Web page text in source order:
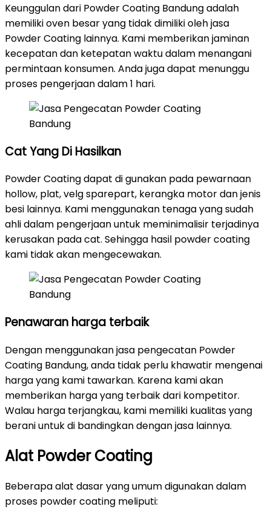
Keunggulan dari Powder Coating Bandung adalah
memiliki oven besar yang tidak dimiliki oleh jasa
Powder Coating lainnya. Kami memberikan jaminan
kecepatan dan ketepatan waktu dalam menangani
permintaan konsumen. Anda juga dapat menunggu
proses pengerjaan dalam 1 hari.
Cat Yang Di Hasilkan
Powder Coating dapat di gunakan pada pewarnaan
hollow, plat, velg sparepart, kerangka motor dan jenis
besi lainnya. Kami menggunakan tenaga yang sudah
ahli dalam pengerjaan untuk meminimalisir terjadinya
kerusakan pada cat. Sehingga hasil powder coating
kami tidak akan mengecewakan.
Penawaran harga terbaik
Dengan menggunakan jasa pengecatan Powder
Coating Bandung, anda tidak perlu khawatir mengenai
harga yang kami tawarkan. Karena kami akan
memberikan harga yang terbaik dari kompetitor.
Walau harga terjangkau, kami memiliki kualitas yang
berani untuk di bandingkan dengan jasa lainnya.
Alat Powder Coating
Beberapa alat dasar yang umum digunakan dalam
proses powder coating meliputi: